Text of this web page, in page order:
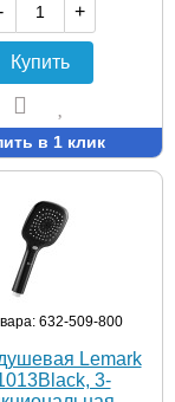
+
Купить
в 1 клик
632-509-800
Lemark
3-